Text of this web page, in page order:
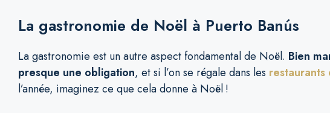
La gastronomie de Noël à Puerto Banús
La gastronomie est un autre aspect fondamental de Noël. Bien
presque une obligation, et si l’on se régale dans les restaurants
l’année, imaginez ce que cela donne à Noël !